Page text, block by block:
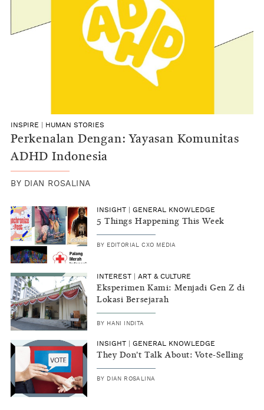
INSPIRE HUMAN STORIES
Perkenalan Dengan: Yayasan Komunitas
ADHD Indonesia
BY DIAN ROSALINA
INSIGHT GENERAL KNOWLEDGE
5 Things Happening This Week
BY EDITORIAL CXO MEDIA
INTEREST ART & CULTURE
Eksperimen Kami: Menjadi Gen Z di
Lokasi Bersejarah
BY HANI INDITA
INSIGHT GENERAL KNOWLEDGE
They Don't Talk About: Vote-Selling
BY DIAN ROSALINA